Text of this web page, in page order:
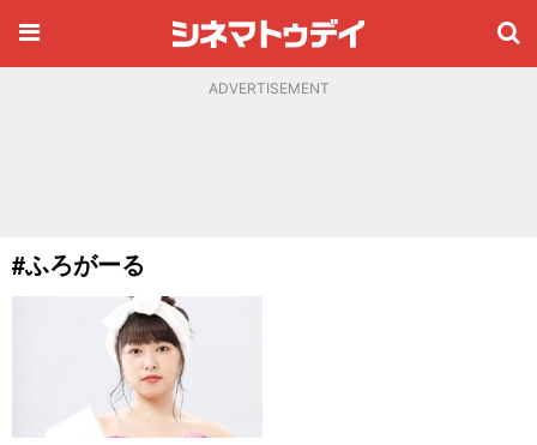
ADVERTISEMENT
#ふろがーる